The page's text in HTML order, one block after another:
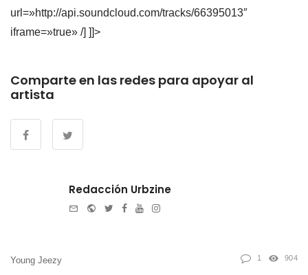
url=»http://api.soundcloud.com/tracks/66395013″
iframe=»true» /] ]]>
Comparte en las redes para apoyar al
artista
Redacción Urbzine
WebsiteTwitter
Facebook
YoutubeInstagram
Young Jeezy 1 904